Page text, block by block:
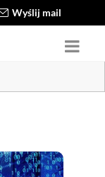
Wyślij mail